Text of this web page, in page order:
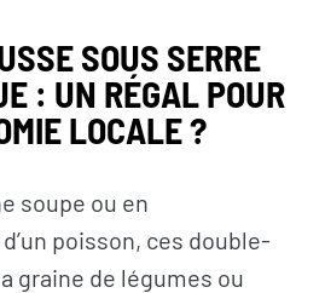
SOUS SERRE
: UN RÉGAL POUR
LOCALE ?
soupe ou en
poisson, ces double-
graine de légumes ou